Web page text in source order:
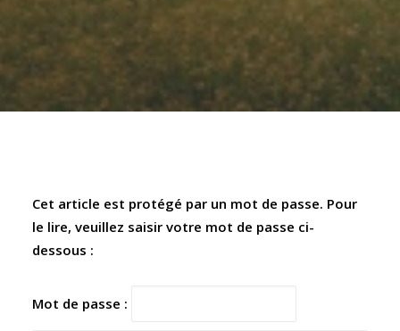
Cet article est protégé par un mot de passe. Pour
le lire, veuillez saisir votre mot de passe ci-
dessous :
Mot de passe :